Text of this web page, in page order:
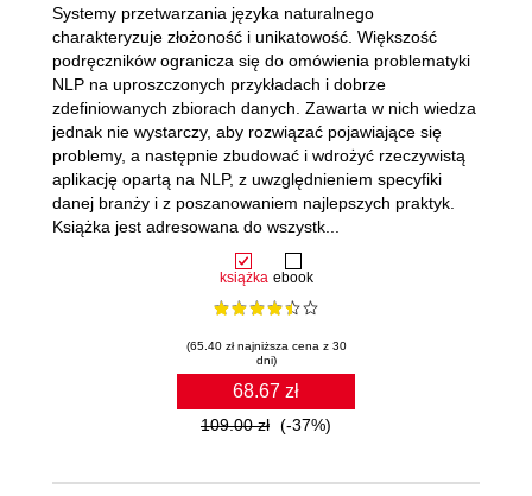
książka ebook
(65.40 zł najniższa cena z 30
dni)
68.67 zł
109.00 zł (-37%)
Systemy przetwarzania języka naturalnego
charakteryzuje złożoność i unikatowość. Większość
podręczników ogranicza się do omówienia problematyki
NLP na uproszczonych przykładach i dobrze
zdefiniowanych zbiorach danych. Zawarta w nich wiedza
jednak nie wystarczy, aby rozwiązać pojawiające się
problemy, a następnie zbudować i wdrożyć rzeczywistą
aplikację opartą na NLP, z uwzględnieniem specyfiki
danej branży i z poszanowaniem najlepszych praktyk.
Książka jest adresowana do wszystk...